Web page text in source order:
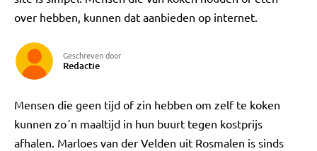
over hebben, kunnen dat aanbieden op internet.
Geschreven door
Redactie
Mensen die geen tijd of zin hebben om zelf te koken
kunnen zo´n maaltijd in hun buurt tegen kostprijs
afhalen. Marloes van der Velden uit Rosmalen is sinds